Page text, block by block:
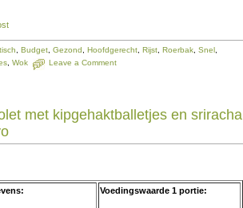
Budget Gezond Hoofdgerecht Rijst Roerbak Snel
Wok Leave a Comment
met kipgehaktballetjes en sriracha
Voedingswaarde 1 portie: